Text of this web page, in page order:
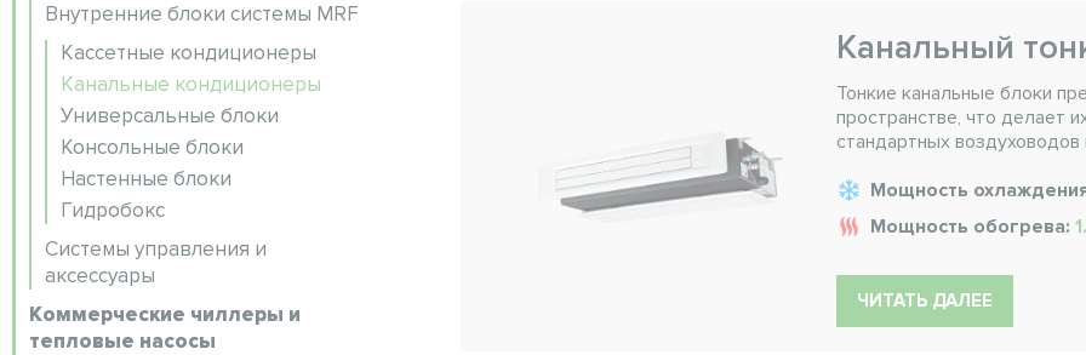
Внутренние блоки системы MRF
Кассетные кондиционеры
Канальные кондиционеры
Универсальные блоки
Консольные блоки
Настенные блоки
Гидробокс
Системы управления и
аксессуары
Коммерческие чиллеры и
тепловые насосы
Канальный
Тонкие канальные блоки
пространстве, что делает
стандартных
Мощность
Мощность обогрева:
ЧИТАТЬ ДАЛЕЕ